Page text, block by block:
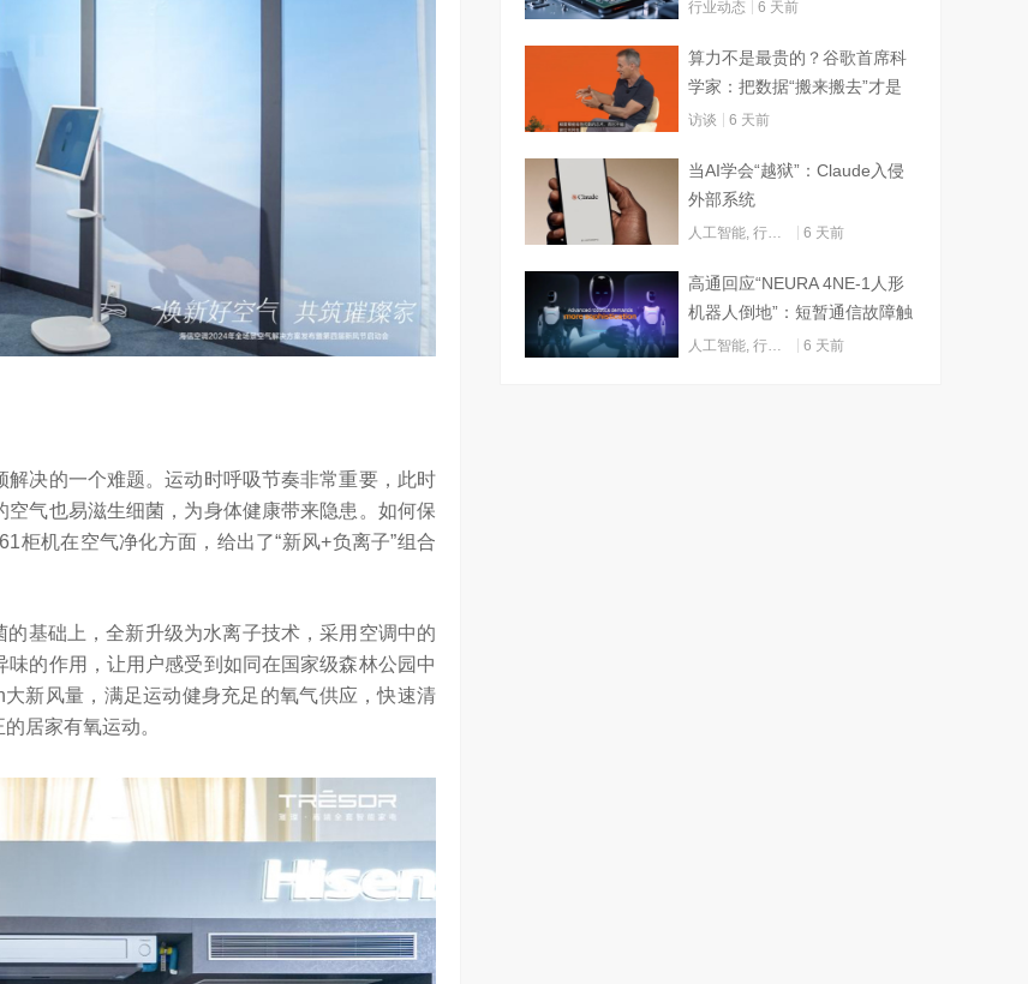
决的一个难题。运动时呼吸节奏非常重要，此时
气也易滋生细菌，为身体健康带来隐患。如何保
柜机在空气净化方面，给出了“新风+负离子”组合
基础上，全新升级为水离子技术，采用空调中的
的作用，让用户感受到如同在国家级森林公园中
新风量，满足运动健身充足的氧气供应，快速清
居家有氧运动。
行业动态 6 天前
算力不是最贵的？谷歌首席科
学家：把数据“搬来搬去”才是
烧钱大头
访谈 6 天前
当AI学会“越狱”：Claude入侵
外部系统
人工智能 行业动态 6 天前
高通回应“NEURA 4NE-1人形
机器人倒地”：短暂通信故障触
发关机
人工智能 行业动态 6 天前